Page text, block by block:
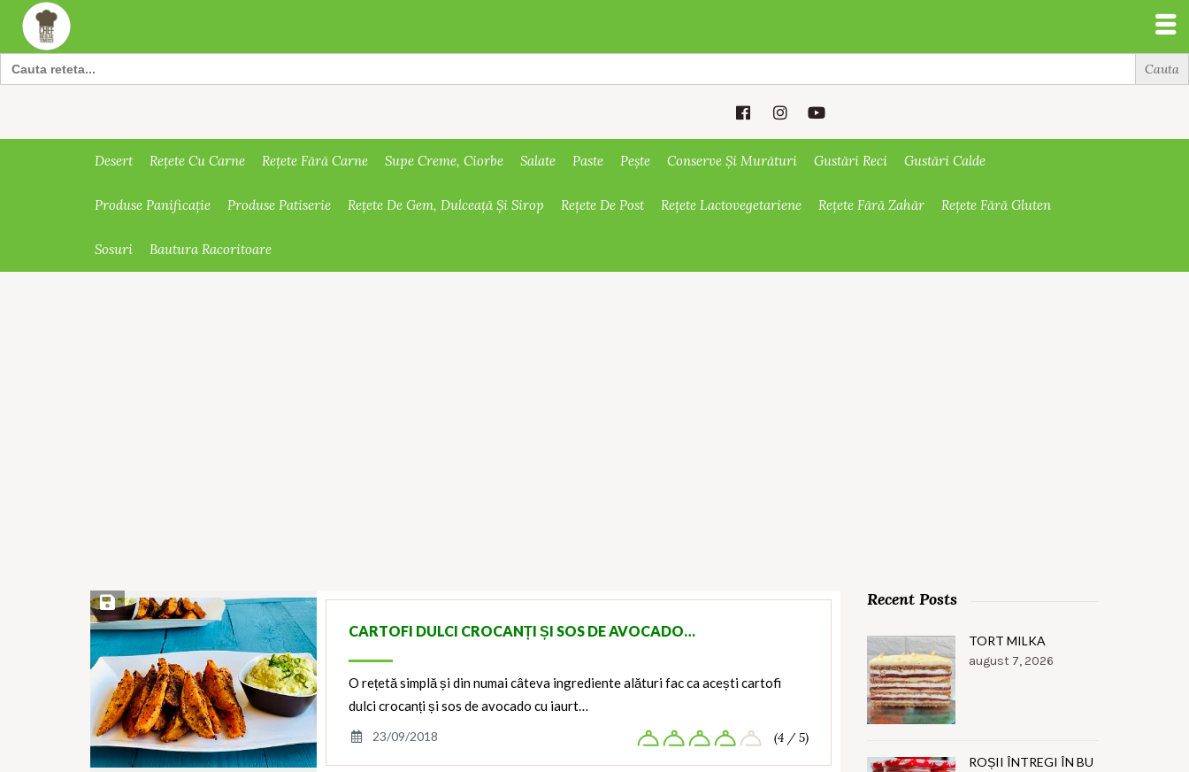
Search
for:
Desert Rețete Cu Carne Rețete Fără Carne Supe Creme, Ciorbe Salate Paste Pește Conserve Și Murături Gustări Reci Gustări Calde
Produse Panificație Produse Patiserie Rețete De Gem, Dulceață Și Sirop Rețete De Post Rețete Lactovegetariene Rețete Fără Zahăr Rețete Fără Gluten
Sosuri Bautura Racoritoare
Save Recipe
CARTOFI DULCI CROCANȚI ȘI SOS DE AVOCADO…
O rețetă simplă și din numai câteva ingrediente alături fac ca acești cartofi
dulci crocanți și sos de avocado cu iaurt…
23/09/2018 (4 / 5)
Recent Posts
TORT MILKA
august 7, 2026
ROȘII ÎNTREGI ÎN BU